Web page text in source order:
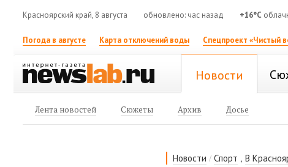
Красноярский край, 8 августа обновлено: час назад +16°C
Погода в августе Карта отключений воды Спецпроект «Чистый
Новости
Лента новостей Сюжеты Архив Досье
Новости /Спорт ,В